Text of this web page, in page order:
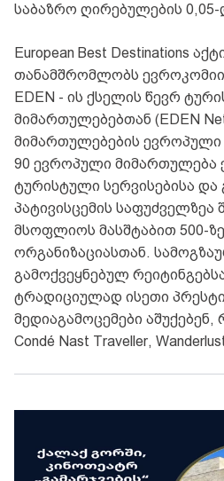
საბაზრო ღირებულების 0,05-
European Best Destinations
თანამშრომლობს
EDEN - ის ქსელის წევრ
მიმართულებებთან (EDEN
მიმართულებების
90 ევროპული მიმართულება
ტურისტული სერვისებისა და
პატივისცემის საფუძველზეა
მსოფლიოს მასშტაბით 500-
ორგანიზაციასთან.
გამოქვეყნებულ
ტრადიციულად ისეთი
მედიაგამოცემები
Condé Nast Traveller,